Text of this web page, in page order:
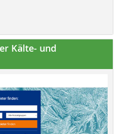
Kälte- und